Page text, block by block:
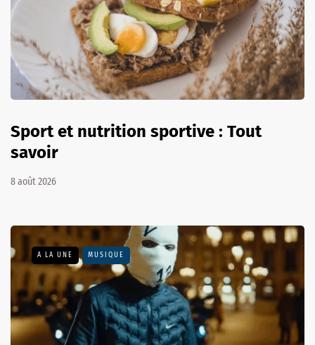
Sport et nutrition sportive : Tout
savoir
8 août 2026
A LA UNE MUSIQUE